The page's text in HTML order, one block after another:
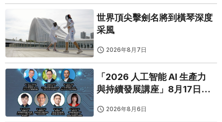
世界頂尖擊劍名將到橫琴深度
采風
2026年8月7日
「2026 人工智能 AI 生產力
與持續發展講座」8月17日免
2026年8月6日